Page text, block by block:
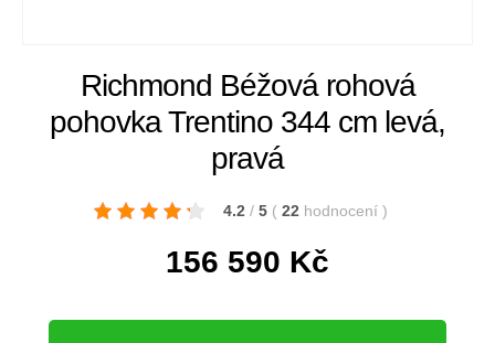
Richmond Béžová rohová
pohovka Trentino 344 cm levá,
pravá
4.2 / 5 ( 22 hodnocení )
156 590 Kč